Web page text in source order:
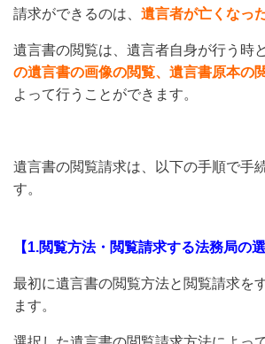
請求ができるのは、 遺言者が亡くなっ
遺言書の閲覧は、遺言者自身が行う時
の遺言書の画像の閲覧、遺言書原本の
よって行うことができます。
遺言書の閲覧請求は、以下の手順で手
す。
【1.閲覧方法・閲覧請求する法務局の選
最初に遺言書の閲覧方法と閲覧請求を
ます。